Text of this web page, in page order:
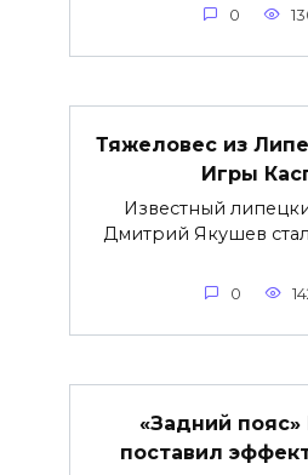
0
Тяжеловес из
Игры
Известный
Дмитрий Якушев
0
«Задний
поставил